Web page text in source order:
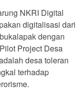
NKRI Digital
digitalisasi dari
dengan
Project Desa
desa toleran
terhadap